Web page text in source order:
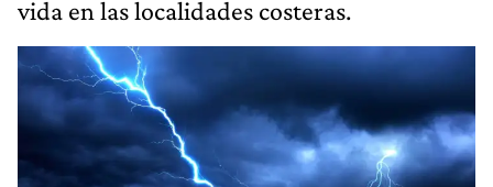
vida en las localidades costeras.